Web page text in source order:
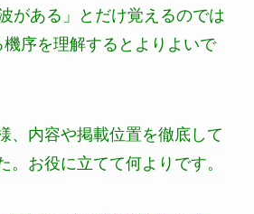
がある」とだけ覚えるのでは
序を理解するとよりよいで
、内容や掲載位置を徹底して
。お役に立てて何よりです。